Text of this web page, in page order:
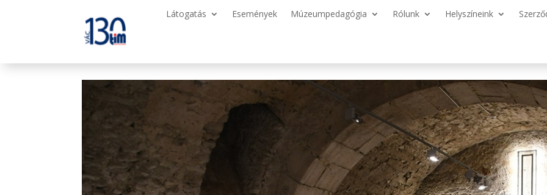
Látogatás Események Múzeumpedagógia Rólunk Helyszíneink